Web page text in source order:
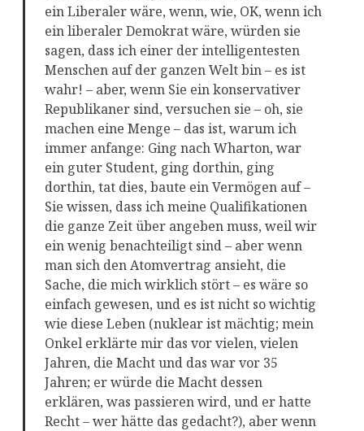
ein Liberaler wäre, wenn, wie, OK, wenn ich
ein liberaler Demokrat wäre, würden sie
sagen, dass ich einer der intelligentesten
Menschen auf der ganzen Welt bin – es ist
wahr! – aber, wenn Sie ein konservativer
Republikaner sind, versuchen sie – oh, sie
machen eine Menge – das ist, warum ich
immer anfange: Ging nach Wharton, war
ein guter Student, ging dorthin, ging
dorthin, tat dies, baute ein Vermögen auf –
Sie wissen, dass ich meine Qualifikationen
die ganze Zeit über angeben muss, weil wir
ein wenig benachteiligt sind – aber wenn
man sich den Atomvertrag ansieht, die
Sache, die mich wirklich stört – es wäre so
einfach gewesen, und es ist nicht so wichtig
wie diese Leben (nuklear ist mächtig; mein
Onkel erklärte mir das vor vielen, vielen
Jahren, die Macht und das war vor 35
Jahren; er würde die Macht dessen
erklären, was passieren wird, und er hatte
Recht – wer hätte das gedacht?), aber wenn